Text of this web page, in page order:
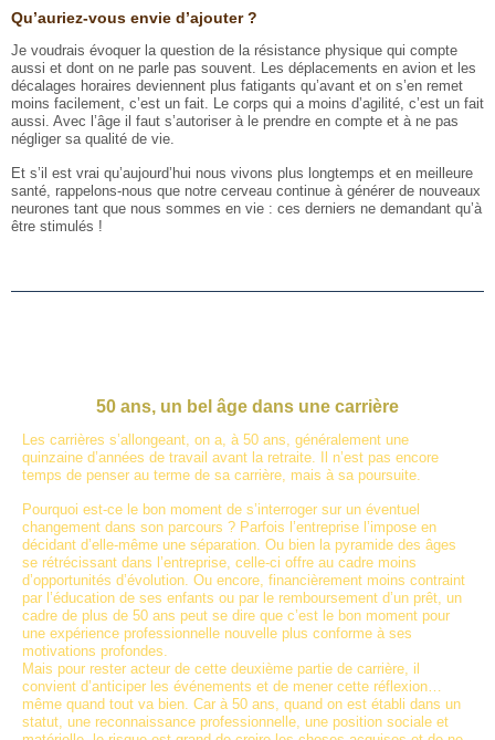
Qu’auriez-vous envie d’ajouter ?
Je voudrais évoquer la question de la résistance physique qui compte
aussi et dont on ne parle pas souvent. Les déplacements en avion et les
décalages horaires deviennent plus fatigants qu’avant et on s’en remet
moins facilement, c’est un fait. Le corps qui a moins d’agilité, c’est un fait
aussi. Avec l’âge il faut s’autoriser à le prendre en compte et à ne pas
négliger sa qualité de vie.
Et s’il est vrai qu’aujourd’hui nous vivons plus longtemps et en meilleure
santé, rappelons-nous que notre cerveau continue à générer de nouveaux
neurones tant que nous sommes en vie : ces derniers ne demandant qu’à
être stimulés !
50 ans, un bel âge dans une carrière
Les carrières s’allongeant, on a, à 50 ans, généralement une
quinzaine d’années de travail avant la retraite. Il n’est pas encore
temps de penser au terme de sa carrière, mais à sa poursuite.
Pourquoi est-ce le bon moment de s’interroger sur un éventuel
changement dans son parcours ? Parfois l’entreprise l’impose en
décidant d’elle-même une séparation. Ou bien la pyramide des âges
se rétrécissant dans l’entreprise, celle-ci offre au cadre moins
d’opportunités d’évolution. Ou encore, financièrement moins contraint
par l’éducation de ses enfants ou par le remboursement d’un prêt, un
cadre de plus de 50 ans peut se dire que c’est le bon moment pour
une expérience professionnelle nouvelle plus conforme à ses
motivations profondes.
Mais pour rester acteur de cette deuxième partie de carrière, il
convient d’anticiper les événements et de mener cette réflexion…
même quand tout va bien. Car à 50 ans, quand on est établi dans un
statut, une reconnaissance professionnelle, une position sociale et